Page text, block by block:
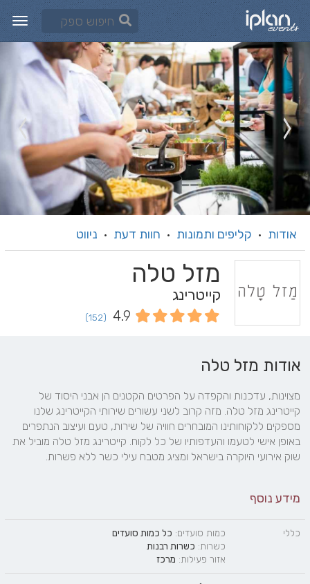
אודות · קליפים ותמונות · חוות דעת · ניווט
מזל טלה
קייטרינג
4.9
(152)
אודות מזל טלה
שוק אירועי היוקרה בישראל ומציג מטבח עילי כשר ללא פשרות.
מידע נוסף
כללי כמות סועדים: כל כמות סועדים
כשרות: כשרות רבנות
אזור פעילות: מרכז